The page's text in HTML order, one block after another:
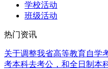
学校活动
班级活动
热门资讯
关于调整我省高等教育自学
考本科去考公，和全日制本